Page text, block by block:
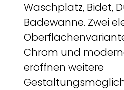
Waschplatz, Bidet,
Badewanne. Zwei
Chrom und
eröffnen weitere